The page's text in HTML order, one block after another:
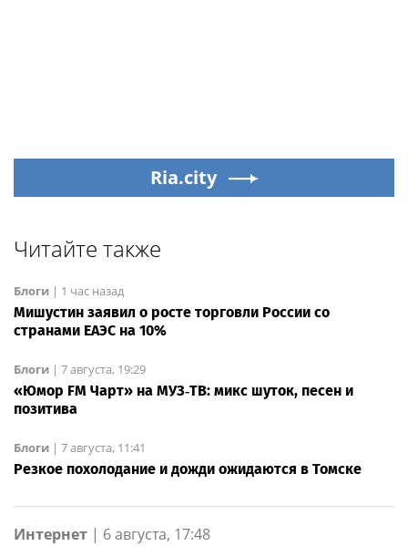
Ria.city
Читайте также
Блоги | 1 час назад
Мишустин заявил о росте торговли России со
странами ЕАЭС на 10%
Блоги | 7 августа, 19:29
«Юмор FM Чарт» на МУЗ‑ТВ: микс шуток, песен и
позитива
Блоги | 7 августа, 11:41
Резкое похолодание и дожди ожидаются в Томске
Интернет | 6 августа, 17:48